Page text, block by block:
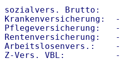
sozialvers. Brutto:
Krankenversicherung:
Pflegeversicherung:
Rentenversicherung:
Arbeitslosenvers.:    -
Z-Vers. VBL:          -